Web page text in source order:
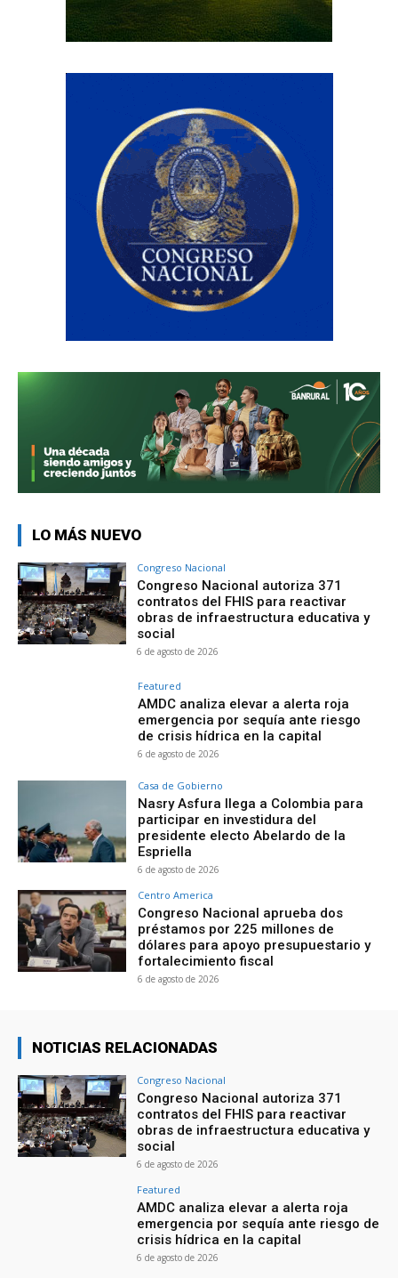
LO MÁS NUEVO
Congreso Nacional
Congreso Nacional autoriza 371
contratos del FHIS para reactivar
obras de infraestructura educativa y
social
6 de agosto de 2026
Featured
AMDC analiza elevar a alerta roja
emergencia por sequía ante riesgo
de crisis hídrica en la capital
6 de agosto de 2026
Casa de Gobierno
Nasry Asfura llega a Colombia para
participar en investidura del
presidente electo Abelardo de la
Espriella
6 de agosto de 2026
Centro America
Congreso Nacional aprueba dos
préstamos por 225 millones de
dólares para apoyo presupuestario y
fortalecimiento fiscal
6 de agosto de 2026
NOTICIAS RELACIONADAS
Congreso Nacional
Congreso Nacional autoriza 371
contratos del FHIS para reactivar
obras de infraestructura educativa y
social
6 de agosto de 2026
Featured
AMDC analiza elevar a alerta roja
emergencia por sequía ante riesgo de
crisis hídrica en la capital
6 de agosto de 2026